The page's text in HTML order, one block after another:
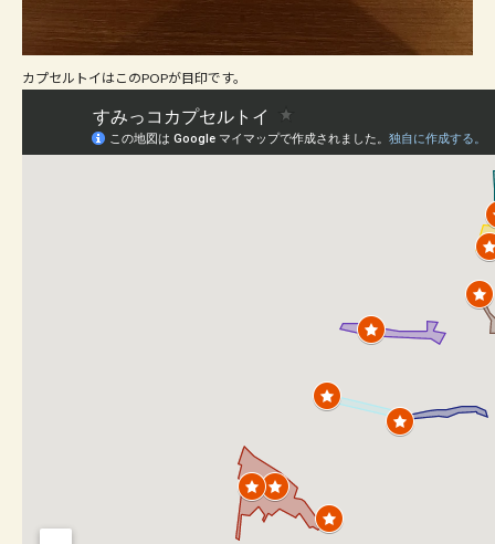
カプセルトイはこのPOPが目印です。